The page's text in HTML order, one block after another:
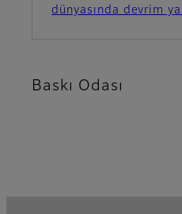
dünyasında devrim
Baskı Odası